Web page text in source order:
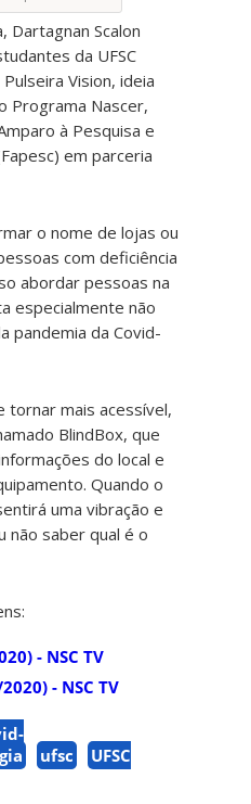
Dartagnan Scalon
da UFSC
Vision, ideia
Programa Nascer,
à Pesquisa e
em parceria
o nome de lojas ou
com deficiência
abordar pessoas na
especialmente não
pandemia da Covid-
tornar mais acessível,
BlindBox, que
do local e
Quando o
uma vibração e
não saber qual é o
- NSC TV
- NSC TV
ufsc
UFSC